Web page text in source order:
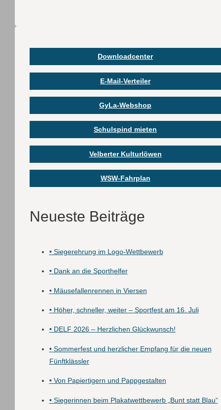
Downloadcenter
E-Mail-Verteiler
GyLa-Webshop
Schulspind mieten
Velberter Kulturlöwen
WSW-Fahrplan
Neueste Beiträge
•Siegerehrung im Logo-Wettbewerb
•Dank an die Sporthelfer
•Mäusefallenrennen in Viersen
•Höher, schneller, weiter – Sportfest am 16. Juli
•DELF 2026 – Herzlichen Glückwunsch!
•Sommerfest und herzlicher Empfang für die neuen
Fünftklässler
•Von Papiertigern und Pappgestalten
•Siegerinnen beim Plakatwettbewerb „Bunt statt Blau“